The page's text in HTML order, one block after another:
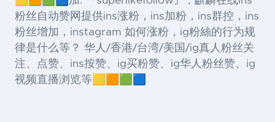
粉丝自动赞网提供ins涨粉，ins加粉，ins群控，ins
粉丝增加，instagram 如何涨粉，ig粉絲的行为规
律是什么等？ 华人/香港/台湾/美国/ig真人粉丝关
注、点赞、ins按赞、ig买粉赞、ig华人粉丝赞、ig
视频直播浏览等🟨🟧🟩🟦